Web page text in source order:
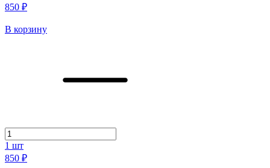
850 ₽
В корзину
1 шт
850 ₽